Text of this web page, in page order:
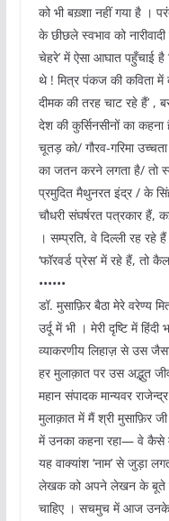
को भी बख़्शा नहीं गया है ।
के छीछले स्वभाव को
चेहरे’ में ऐसा आघात पहुँचाई
थे ! मित्र पंकज की कविता में
दीमक की तरह चाट रहे हैं’
देश की कुर्सिनसीनों का
चूतड़ को/ गौरव-गरिमा
का जतन करने लगता है/ तो
प्रमुदित मैथुनरत इंद्र / के
चौधरी संघर्षरत पत्रकार हैं,
। सम्प्रति, वे दिल्ली रह
‘फॉरवर्ड प्रेस’ में रहे हैं, तो
••••••
डॉ. मुसाफ़िर बैठा मेरे वरेण्य
उर्दू में भी । मेरी दृष्टि में
व्याकरणीय लिहाज़ से उस जैसा
हर मुलाक़ात पर उस अद्भुत
महान संपादक मान्यवर
मुलाक़ात में मैं श्री मुसाफ़िर
में उनका कहना रहा— वे कैसे
यह वाक्यांश ‘नाम’ से जुड़ा
लेखक को अपने लेखन के बूते
चाहिए । सचमुच में आज